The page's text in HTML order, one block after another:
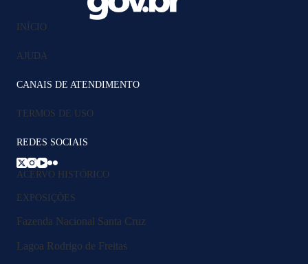
INÍCIO
AJUDA
CANAIS DE ATENDIMENTO
TERMOS DE USO
REDES SOCIAIS
ACERVO HISTÓRICO
EXPOSIÇÕES
Fazenda Nacional Santa Cruz
Lagoa Rodrigo de Freitas